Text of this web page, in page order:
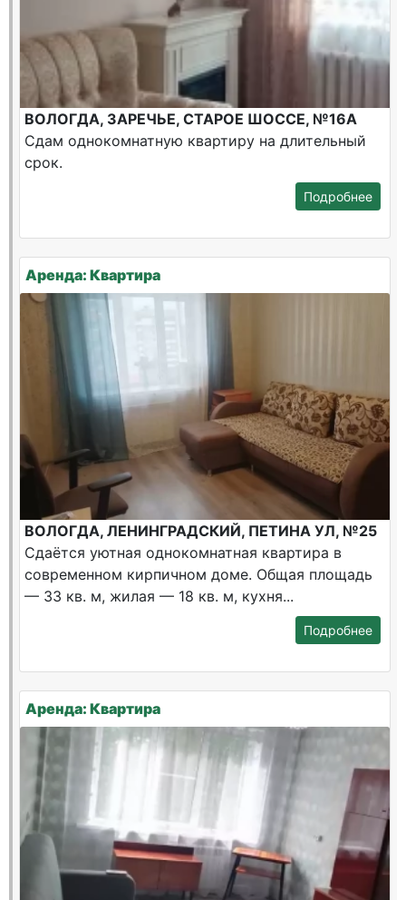
ВОЛОГДА, ЗАРЕЧЬЕ, СТАРОЕ ШОССЕ, №16А
Сдам однокомнатную квартиру на длительный
срок.
Подробнее
Аренда: Квартира
ВОЛОГДА, ЛЕНИНГРАДСКИЙ, ПЕТИНА УЛ, №25
Сдаётся уютная однокомнатная квартира в
современном кирпичном доме. Общая площадь
— 33 кв. м, жилая — 18 кв. м, кухня...
Подробнее
Аренда: Квартира